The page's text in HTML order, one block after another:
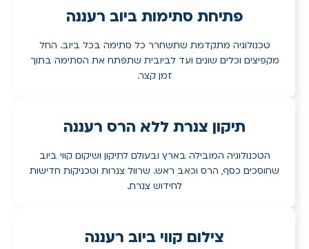
פתיחת סתימות ביוב רעננה
טכנולוגיה מתקדמת שתשחרר כל סתימה בכל ביוב. החל
מקפיצים וכלים שונים ועד לביובית שתפתח את הסתימה בתוך
זמן קצר.
תיקון צנרת ללא הרס רעננה
הטכנולוגיה המובילה בארץ ובעולם לתיקון ושיקום קווי ביוב
שחוסכים כסף, הרס וכאב ראש. שרוול צנרות וטכניקות חדישות
לחידוש צנרת.
צילום קווי ביוב רעננה